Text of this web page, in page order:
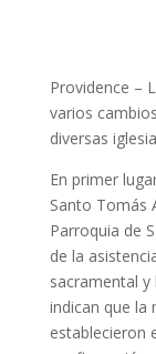
Providence –
varios
diversas
En primer
Santo Tomás
Parroquia de
de la
sacramental y
indican que la
establecieron